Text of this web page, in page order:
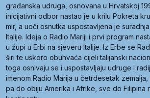
građanska udruga, osnovana u Hrvatskoj
inicijativni odbor nastao je u krilu Pokreta
mir, a uoči osnutka uspostavljena je
Italije. Ideja o Radio Mariji i prvi program
u župi u Erbi na sjeveru Italije. Iz Erbe se
širi te uskoro obuhvaća cijeli talijanski
toga osnivaju se i uspostavljaju udruge i
imenom Radio Marija u četrdesetak
pa do obiju Amerika i Afrike, sve do Filipina